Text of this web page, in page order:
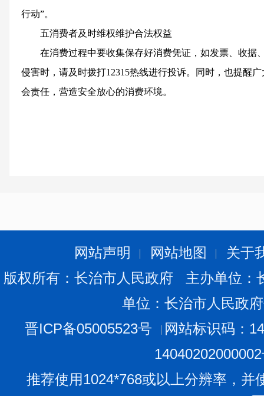
行动”。
五消费者及时维权维护合法权益
在消费过程中要收集保存好消费凭证，如发票、收据
侵害时，请及时拨打12315热线进行投诉。同时，也提醒
会责任，营造安全放心的消费环境。
网站声明 网站地图
关于
版权所有：长治市人民政府 主办单位
单位：长治市人民政
晋ICP备05005523号
网站标识码：
推荐使用1024*768或以上分辨率，并